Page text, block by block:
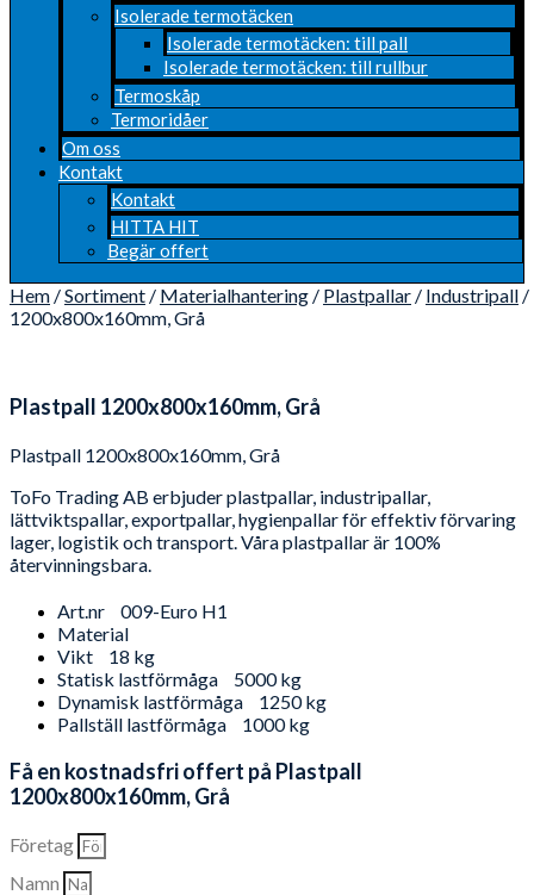
Isolerade termotäcken
Isolerade termotäcken: till pall
Isolerade termotäcken: till rullbur
Termoskåp
Termoridåer
Om oss
Kontakt
Kontakt
HITTA HIT
Begär offert
Hem /Sortiment / Materialhantering / Plastpallar / Industripall /
1200x800x160mm, Grå
Plastpall 1200x800x160mm, Grå
Plastpall 1200x800x160mm, Grå
ToFo Trading AB erbjuder plastpallar, industripallar,
lättviktspallar, exportpallar, hygienpallar för effektiv förvaring
lager, logistik och transport. Våra plastpallar är 100%
återvinningsbara.
Art.nr
009-Euro H1
Material
Vikt
18 kg
Statisk lastförmåga
5000 kg
Dynamisk lastförmåga
1250 kg
Pallställ lastförmåga
1000 kg
Få en kostnadsfri offert på Plastpall
1200x800x160mm, Grå
Företag
Namn